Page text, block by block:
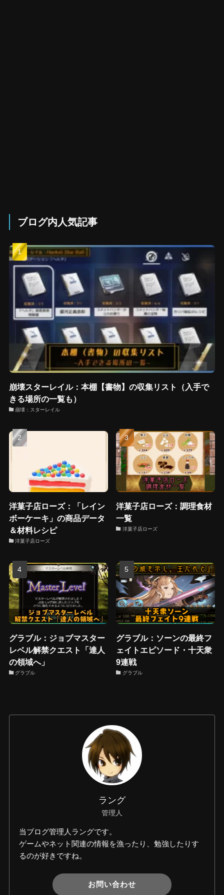
ブログ内人気記事
崩壊スターレイル：本棚【書物】の収集リスト（入手で
きる場所の一覧も）
崩壊：スターレイル
洋菓子店ローズ：「レイン
ボーケーキ」の商品データ
＆材料レシピ
洋菓子店ローズ
洋菓子店ローズ：調理食材
一覧
洋菓子店ローズ
グラブル：ジョブマスター
レベル解禁クエスト「達人
の領域へ」
グラブル
グラブル：ソーンの最終フ
ェイトエピソード・十天衆
9連戦
グラブル
ラング
管理人
当ブログ管理人ラングです。
ゲームやネット関連の情報を漁ったり、勉強したりす
るのが好きですね。
お問い合わせ